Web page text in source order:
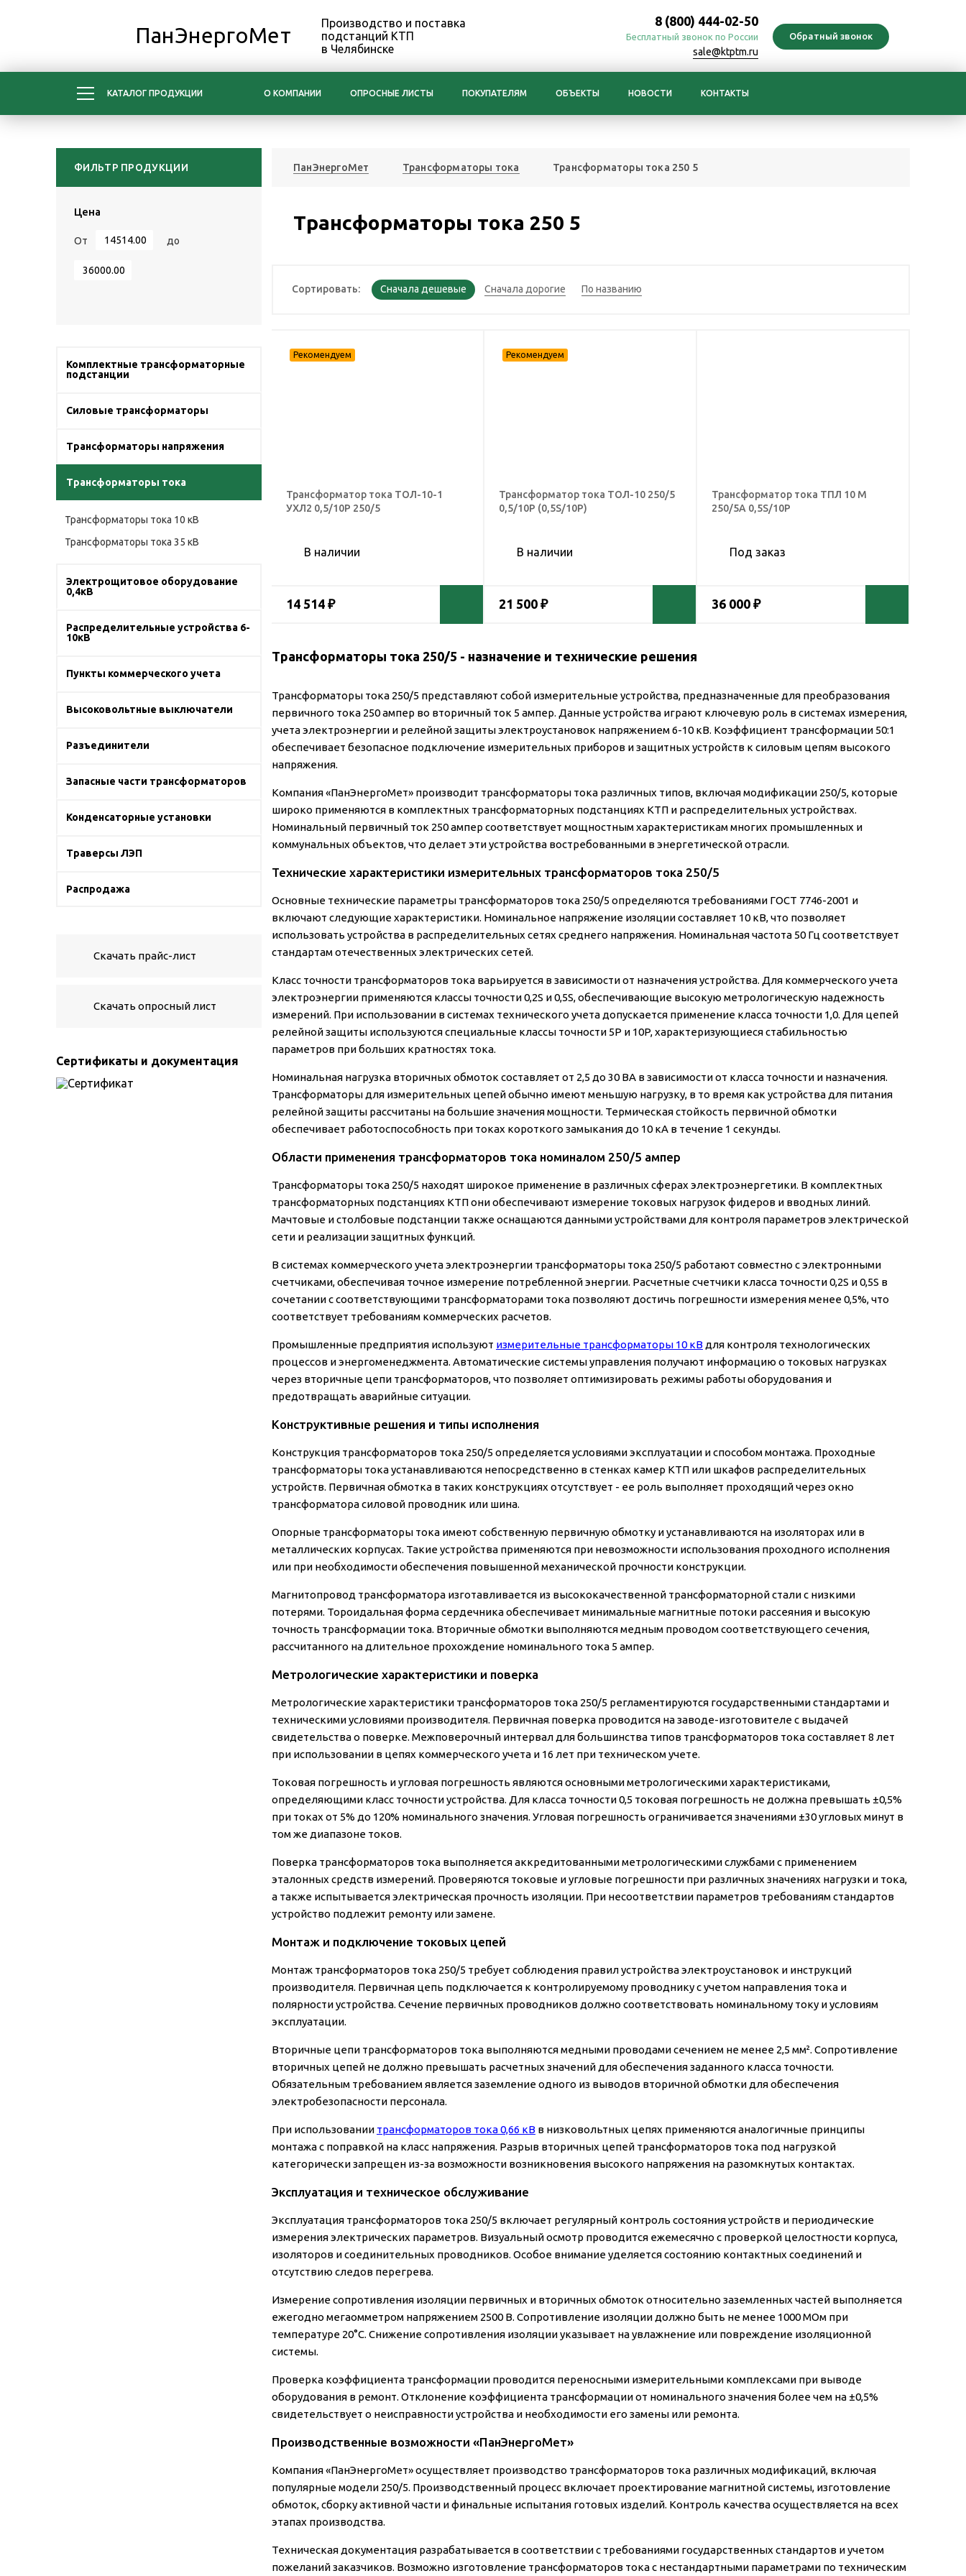
ПанЭнергоМет
Производство и поставка
подстанций КТП
в Челябинске
8 (800) 444-02-50
Бесплатный звонок по России
sale@ktptm.ru
КАТАЛОГ ПРОДУКЦИИ О КОМПАНИИ ОПРОСНЫЕ ЛИСТЫ ПОКУПАТЕЛЯМ ОБЪЕКТЫ НОВОСТИ КОНТАКТЫ
ФИЛЬТР ПРОДУКЦИИ
Цена
От до
Комплектные трансформаторные
подстанции
Силовые трансформаторы
Трансформаторы напряжения
Трансформаторы тока
Трансформаторы тока 10 кВ
Трансформаторы тока 35 кВ
Электрощитовое оборудование
0,4кВ
Распределительные устройства 6-
10кВ
Пункты коммерческого учета
Высоковольтные выключатели
Разъединители
Запасные части трансформаторов
Конденсаторные установки
Траверсы ЛЭП
Распродажа
Скачать прайс-лист
Скачать опросный лист
Сертификаты и документация
ПанЭнергоМет Трансформаторы тока Трансформаторы тока 250 5
Трансформаторы тока 250 5
Сортировать:
Трансформатор тока ТОЛ-10-1
УХЛ2 0,5/10Р 250/5
В наличии
14 514 ₽
Трансформатор тока ТОЛ-10 250/5
0,5/10Р (0,5S/10Р)
В наличии
21 500 ₽
Трансформатор тока ТПЛ 10 М
250/5А 0,5S/10Р
Под заказ
36 000 ₽
Трансформаторы тока 250/5 - назначение и технические решения
Трансформаторы тока 250/5 представляют собой измерительные устройства, предназначенные для преобразования
первичного тока 250 ампер во вторичный ток 5 ампер. Данные устройства играют ключевую роль в системах измерения,
учета электроэнергии и релейной защиты электроустановок напряжением 6-10 кВ. Коэффициент трансформации 50:1
обеспечивает безопасное подключение измерительных приборов и защитных устройств к силовым цепям высокого
напряжения.
Компания «ПанЭнергоМет» производит трансформаторы тока различных типов, включая модификации 250/5, которые
широко применяются в комплектных трансформаторных подстанциях КТП и распределительных устройствах.
Номинальный первичный ток 250 ампер соответствует мощностным характеристикам многих промышленных и
коммунальных объектов, что делает эти устройства востребованными в энергетической отрасли.
Технические характеристики измерительных трансформаторов тока 250/5
Основные технические параметры трансформаторов тока 250/5 определяются требованиями ГОСТ 7746-2001 и
включают следующие характеристики. Номинальное напряжение изоляции составляет 10 кВ, что позволяет
использовать устройства в распределительных сетях среднего напряжения. Номинальная частота 50 Гц соответствует
стандартам отечественных электрических сетей.
Класс точности трансформаторов тока варьируется в зависимости от назначения устройства. Для коммерческого учета
электроэнергии применяются классы точности 0,2S и 0,5S, обеспечивающие высокую метрологическую надежность
измерений. При использовании в системах технического учета допускается применение класса точности 1,0. Для цепей
релейной защиты используются специальные классы точности 5P и 10P, характеризующиеся стабильностью
параметров при больших кратностях тока.
Номинальная нагрузка вторичных обмоток составляет от 2,5 до 30 ВА в зависимости от класса точности и назначения.
Трансформаторы для измерительных цепей обычно имеют меньшую нагрузку, в то время как устройства для питания
релейной защиты рассчитаны на большие значения мощности. Термическая стойкость первичной обмотки
обеспечивает работоспособность при токах короткого замыкания до 10 кА в течение 1 секунды.
Области применения трансформаторов тока номиналом 250/5 ампер
Трансформаторы тока 250/5 находят широкое применение в различных сферах электроэнергетики. В комплектных
трансформаторных подстанциях КТП они обеспечивают измерение токовых нагрузок фидеров и вводных линий.
Мачтовые и столбовые подстанции также оснащаются данными устройствами для контроля параметров электрической
сети и реализации защитных функций.
В системах коммерческого учета электроэнергии трансформаторы тока 250/5 работают совместно с электронными
счетчиками, обеспечивая точное измерение потребленной энергии. Расчетные счетчики класса точности 0,2S и 0,5S в
сочетании с соответствующими трансформаторами тока позволяют достичь погрешности измерения менее 0,5%, что
соответствует требованиям коммерческих расчетов.
Промышленные предприятия используют измерительные трансформаторы 10 кВ для контроля технологических
процессов и энергоменеджмента. Автоматические системы управления получают информацию о токовых нагрузках
через вторичные цепи трансформаторов, что позволяет оптимизировать режимы работы оборудования и
предотвращать аварийные ситуации.
Конструктивные решения и типы исполнения
Конструкция трансформаторов тока 250/5 определяется условиями эксплуатации и способом монтажа. Проходные
трансформаторы тока устанавливаются непосредственно в стенках камер КТП или шкафов распределительных
устройств. Первичная обмотка в таких конструкциях отсутствует - ее роль выполняет проходящий через окно
трансформатора силовой проводник или шина.
Опорные трансформаторы тока имеют собственную первичную обмотку и устанавливаются на изоляторах или в
металлических корпусах. Такие устройства применяются при невозможности использования проходного исполнения
или при необходимости обеспечения повышенной механической прочности конструкции.
Магнитопровод трансформатора изготавливается из высококачественной трансформаторной стали с низкими
потерями. Тороидальная форма сердечника обеспечивает минимальные магнитные потоки рассеяния и высокую
точность трансформации тока. Вторичные обмотки выполняются медным проводом соответствующего сечения,
рассчитанного на длительное прохождение номинального тока 5 ампер.
Метрологические характеристики и поверка
Метрологические характеристики трансформаторов тока 250/5 регламентируются государственными стандартами и
техническими условиями производителя. Первичная поверка проводится на заводе-изготовителе с выдачей
свидетельства о поверке. Межповерочный интервал для большинства типов трансформаторов тока составляет 8 лет
при использовании в цепях коммерческого учета и 16 лет при техническом учете.
Токовая погрешность и угловая погрешность являются основными метрологическими характеристиками,
определяющими класс точности устройства. Для класса точности 0,5 токовая погрешность не должна превышать ±0,5%
при токах от 5% до 120% номинального значения. Угловая погрешность ограничивается значениями ±30 угловых минут в
том же диапазоне токов.
Поверка трансформаторов тока выполняется аккредитованными метрологическими службами с применением
эталонных средств измерений. Проверяются токовые и угловые погрешности при различных значениях нагрузки и тока,
а также испытывается электрическая прочность изоляции. При несоответствии параметров требованиям стандартов
устройство подлежит ремонту или замене.
Монтаж и подключение токовых цепей
Монтаж трансформаторов тока 250/5 требует соблюдения правил устройства электроустановок и инструкций
производителя. Первичная цепь подключается к контролируемому проводнику с учетом направления тока и
полярности устройства. Сечение первичных проводников должно соответствовать номинальному току и условиям
эксплуатации.
Вторичные цепи трансформаторов тока выполняются медными проводами сечением не менее 2,5 мм². Сопротивление
вторичных цепей не должно превышать расчетных значений для обеспечения заданного класса точности.
Обязательным требованием является заземление одного из выводов вторичной обмотки для обеспечения
электробезопасности персонала.
При использовании трансформаторов тока 0,66 кВ в низковольтных цепях применяются аналогичные принципы
монтажа с поправкой на класс напряжения. Разрыв вторичных цепей трансформаторов тока под нагрузкой
категорически запрещен из-за возможности возникновения высокого напряжения на разомкнутых контактах.
Эксплуатация и техническое обслуживание
Эксплуатация трансформаторов тока 250/5 включает регулярный контроль состояния устройств и периодические
измерения электрических параметров. Визуальный осмотр проводится ежемесячно с проверкой целостности корпуса,
изоляторов и соединительных проводников. Особое внимание уделяется состоянию контактных соединений и
отсутствию следов перегрева.
Измерение сопротивления изоляции первичных и вторичных обмоток относительно заземленных частей выполняется
ежегодно мегаомметром напряжением 2500 В. Сопротивление изоляции должно быть не менее 1000 МОм при
температуре 20°C. Снижение сопротивления изоляции указывает на увлажнение или повреждение изоляционной
системы.
Проверка коэффициента трансформации проводится переносными измерительными комплексами при выводе
оборудования в ремонт. Отклонение коэффициента трансформации от номинального значения более чем на ±0,5%
свидетельствует о неисправности устройства и необходимости его замены или ремонта.
Производственные возможности «ПанЭнергоМет»
Компания «ПанЭнергоМет» осуществляет производство трансформаторов тока различных модификаций, включая
популярные модели 250/5. Производственный процесс включает проектирование магнитной системы, изготовление
обмоток, сборку активной части и финальные испытания готовых изделий. Контроль качества осуществляется на всех
этапах производства.
Техническая документация разрабатывается в соответствии с требованиями государственных стандартов и учетом
пожеланий заказчиков. Возможно изготовление трансформаторов тока с нестандартными параметрами по техническим